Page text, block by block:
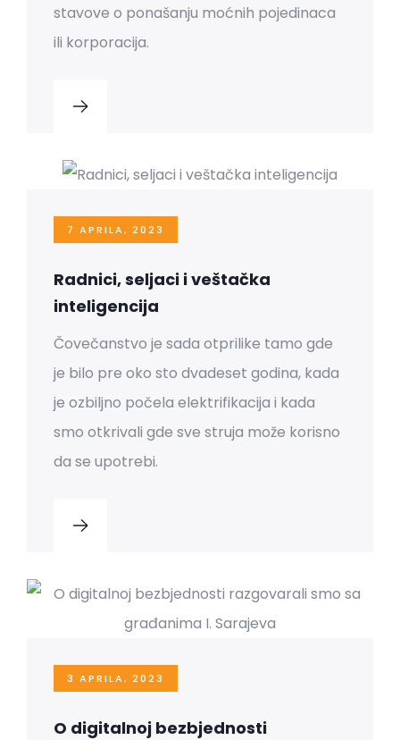
stavove o ponašanju moćnih pojedinaca
ili korporacija.
7 APRILA, 2023
Radnici, seljaci i veštačka
inteligencija
Čovečanstvo je sada otprilike tamo gde
je bilo pre oko sto dvadeset godina, kada
je ozbiljno počela elektrifikacija i kada
smo otkrivali gde sve struja može korisno
da se upotrebi.
3 APRILA, 2023
O digitalnoj bezbjednosti